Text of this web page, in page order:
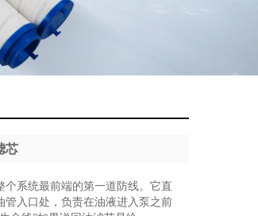
芯
系统最前端的第一道防线。它直
入口处，负责在油液进入泵之前